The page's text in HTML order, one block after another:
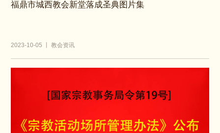
福鼎市城西教会新堂落成圣典图片集
2023-10-05 丨 教会资讯